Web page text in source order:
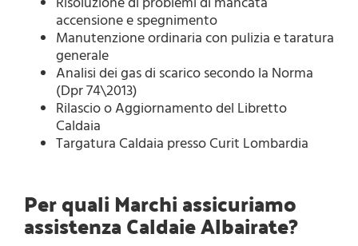
accensione e spegnimento
Manutenzione ordinaria con pulizia e taratura
generale
Analisi dei gas di scarico secondo la Norma
(Dpr 74\2013)
Rilascio o Aggiornamento del Libretto
Caldaia
Targatura Caldaia presso Curit Lombardia
Per quali Marchi assicuriamo
assistenza Caldaie Albairate?